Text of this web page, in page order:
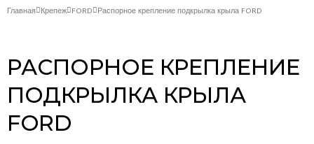
Главная Крепеж FORD Распорное крепление подкрылка крыла FORD
РАСПОРНОЕ КРЕПЛЕНИЕ
ПОДКРЫЛКА КРЫЛА
FORD